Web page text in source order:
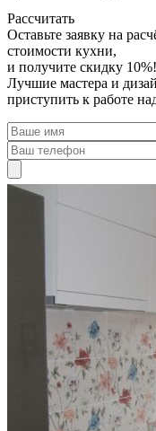
Рассчитать
Оставьте заявку на
стоимости кухни,
и получите скидку 10%!
Лучшие мастера и
приступить к работе